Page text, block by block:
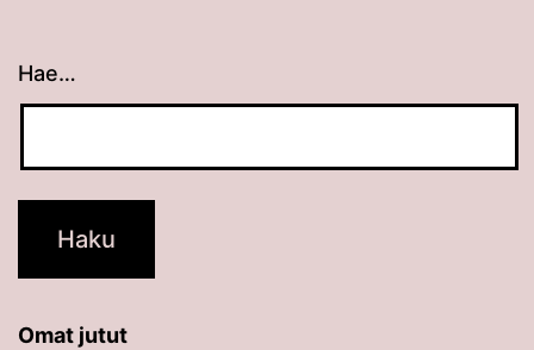
Hae…
Kun tuloksia tulee, voit selata niitä
Omat jutut